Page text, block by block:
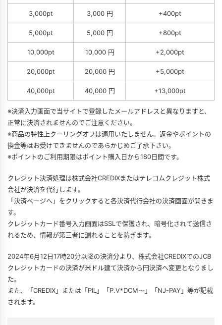
3,000pt 3,000 円 +400pt
5,000pt 5,000 円 +800pt
10,000pt 10,000 円 +2,000pt
20,000pt 20,000 円 +5,000pt
40,000pt 40,000 円 +13,000pt
※決済入力画面で当サイトで登録したメールアドレスと異なりますと、
正常に決済されませんのでご注意ください。
※商品の特性上クーリングオフは適用いたしません。返金やポイントの
換金等はお受けできませんのであらかじめご了承下さい。
※ポイントのご利用期限はポイント購入日から180日間です。
クレジット決済処理は株式会社CREDIXまたはテレコムクレジット株式
会社が決済を代行します。
「決済ページへ」をクリックすると各決済代行会社の決済画面が開きま
す。
クレジットカード番号入力画面はSSLで保護され、暗号化されて送信さ
れるため、情報が第三者に漏れることを防ぎます。
2024年6月12日17時20分以降の決済分より、株式会社CREDIXでのJCB
クレジットカードの決済が米ドル建て決済から円決済へ変更となりまし
た。
また、「CREDIX」または「PIL」「P.V*DCM〜」「NJ-PAY」等が記載
されます。